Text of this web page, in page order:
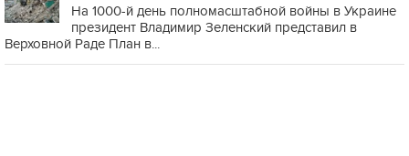
На 1000-й день полномасштабной войны в Украине
президент Владимир Зеленский представил в
Верховной Раде План в...